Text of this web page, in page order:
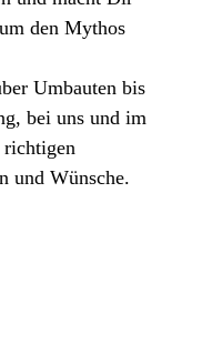
den Mythos
Umbauten bis
bei uns und im
richtigen
und Wünsche.